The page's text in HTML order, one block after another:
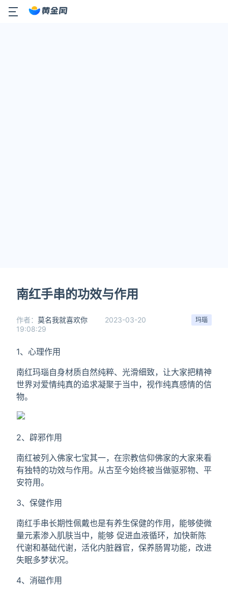
南红手串的功效与作用
玛瑙
作者： 莫名我就喜欢你
2023-03-20
19:08:29
1、心理作用
南红玛瑙自身材质自然纯粹、光滑细致，让大家把精神
世界对爱情纯真的追求凝聚于当中，视作纯真感情的信
物。
2、辟邪作用
南红被列入佛家七宝其一，在宗教信仰佛家的大家来看
有独特的功效与作用。从古至今始终被当做驱邪物、平
安符用。
3、保健作用
南红手串长期性佩戴也是有养生保健的作用，能够使微
量元素渗入肌肤当中，能够 促进血液循环，加快新陈
代谢和基础代谢，活化内脏器官，保养肠胃功能，改进
失眠多梦状况。
4、消磁作用